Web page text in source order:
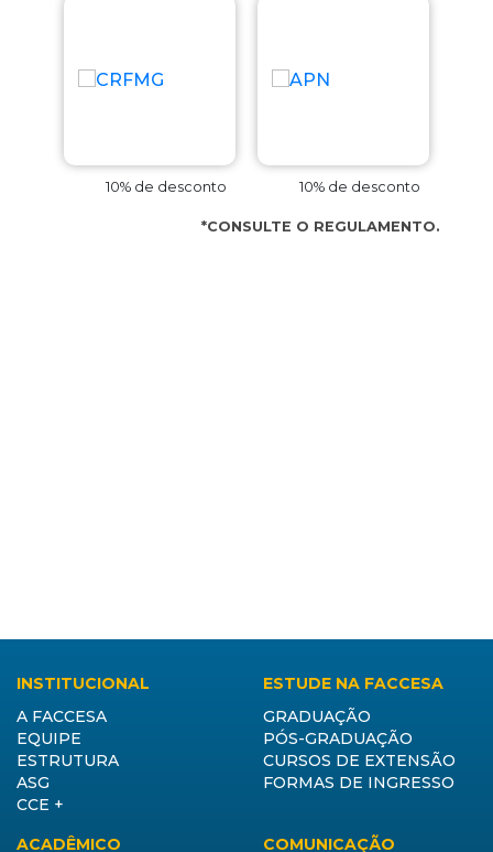
10% de desconto 10% de desconto
*CONSULTE O REGULAMENTO.
INSTITUCIONAL
A FACCESA
EQUIPE
ESTRUTURA
ASG
CCE +
ESTUDE NA FACCESA
GRADUAÇÃO
PÓS-GRADUAÇÃO
CURSOS DE EXTENSÃO
FORMAS DE INGRESSO
ACADÊMICO COMUNICAÇÃO